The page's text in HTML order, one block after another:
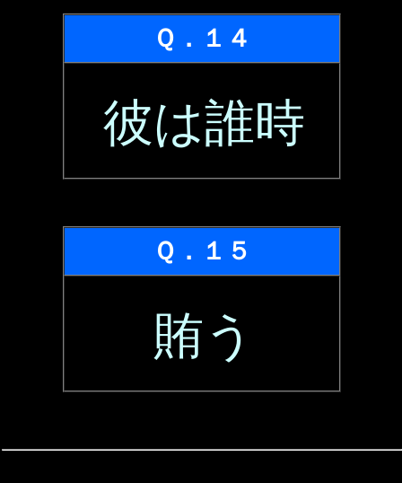
Ｑ．１４
彼は誰時
Ｑ．１５
賄う